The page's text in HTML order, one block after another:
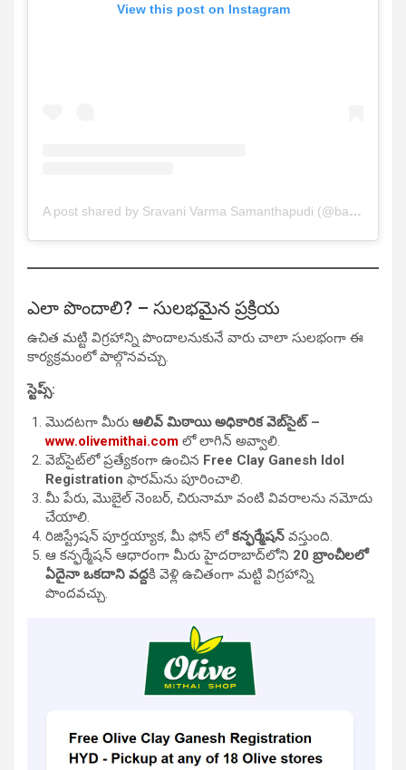
View this post on Instagram
A post shared by Sravani Varma Samanthapudi (@bangkok.pilla)
ఎలా పొందాలి? – సులభమైన ప్రక్రియ
ఉచిత మట్టి విగ్రహాన్ని పొందాలనుకునే వారు చాలా సులభంగా ఈ
కార్యక్రమంలో పాల్గొనవచ్చు.
స్టెప్స్:
మొదటగా మీరు ఆలివ్ మిఠాయి అధికారిక వెబ్‌సైట్ –
www.olivemithai.com లో లాగిన్ అవ్వాలి.
వెబ్‌సైట్‌లో ప్రత్యేకంగా ఉంచిన Free Clay Ganesh Idol
Registration ఫారమ్‌ను పూరించాలి.
మీ పేరు, మొబైల్ నెంబర్, చిరునామా వంటి వివరాలను నమోదు
చేయాలి.
రిజిస్ట్రేషన్ పూర్తయ్యాక, మీ ఫోన్ లోకన్ఫర్మేషన్ వస్తుంది.
ఆ కన్ఫర్మేషన్ ఆధారంగా మీరు హైదరాబాద్‌లోని 20 బ్రాంచీలలో
ఏదైనా ఒకదాని వద్దకి వెళ్లి ఉచితంగా మట్టి విగ్రహాన్ని
పొందవచ్చు.